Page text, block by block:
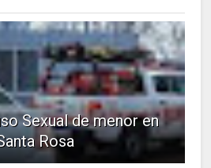
Sexual de menor en
Rosa